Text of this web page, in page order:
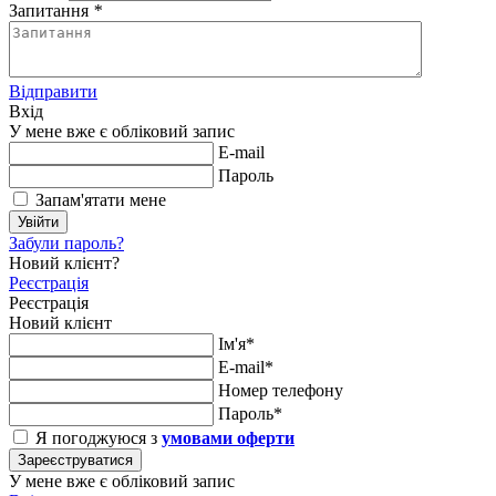
Запитання *
Відправити
Вхід
У мене вже є обліковий запис
E-mail
Пароль
Запам'ятати мене
Увійти
Забули пароль?
Новий клієнт?
Реєстрація
Реєстрація
Новий клієнт
Ім'я*
E-mail*
Номер телефону
Пароль*
Я погоджуюся з умовами оферти
Зареєструватися
У мене вже є обліковий запис